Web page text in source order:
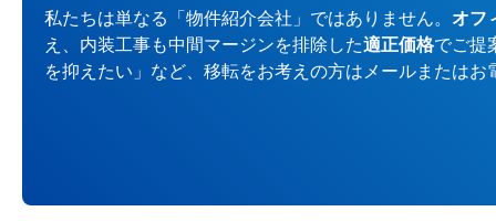
私たちは単なる「物件紹介会社」ではありません。 オフ
え、内装工事も中間マージンを排除した適正価格でご提
を抑えたい」など、移転をお考えの方はメールまたは